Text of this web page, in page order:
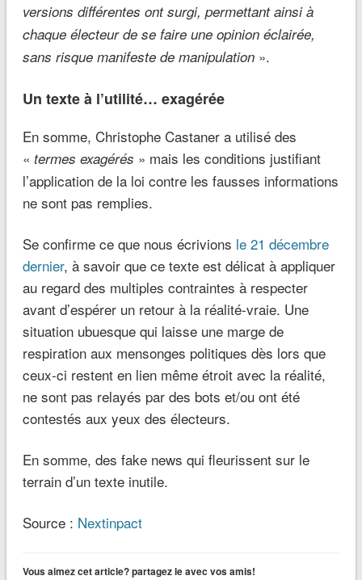
versions différentes ont surgi, permettant ainsi à
chaque électeur de se faire une opinion éclairée,
sans risque manifeste de manipulation ».
Un texte à l’utilité… exagérée
En somme, Christophe Castaner a utilisé des
« termes exagérés » mais les conditions justifiant
l’application de la loi contre les fausses informations
ne sont pas remplies.
Se confirme ce que nous écrivions le 21 décembre
dernier, à savoir que ce texte est délicat à appliquer
au regard des multiples contraintes à respecter
avant d’espérer un retour à la réalité-vraie. Une
situation ubuesque qui laisse une marge de
respiration aux mensonges politiques dès lors que
ceux-ci restent en lien même étroit avec la réalité,
ne sont pas relayés par des bots et/ou ont été
contestés aux yeux des électeurs.
En somme, des fake news qui fleurissent sur le
terrain d’un texte inutile.
Source : Nextinpact
Vous aimez cet article? partagez le avec vos amis!